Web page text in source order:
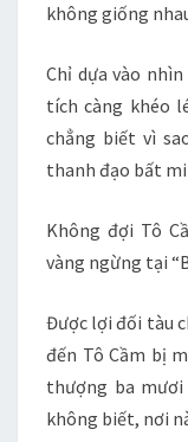
không giống
Chỉ dựa vào
tích càng khéo
chẳng biết vì
thanh đạo bất
Không đợi Tô
vàng ngừng tại
Được lợi đối tàu
đến Tô Cầm bị
thượng ba
không biết, nơi